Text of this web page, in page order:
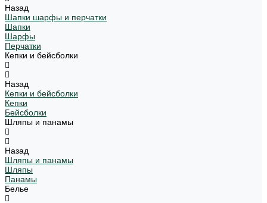
Назад
Шапки шарфы и перчатки
Шапки
Шарфы
Перчатки
Кепки и бейсболки
Назад
Кепки и бейсболки
Кепки
Бейсболки
Шляпы и панамы
Назад
Шляпы и панамы
Шляпы
Панамы
Белье